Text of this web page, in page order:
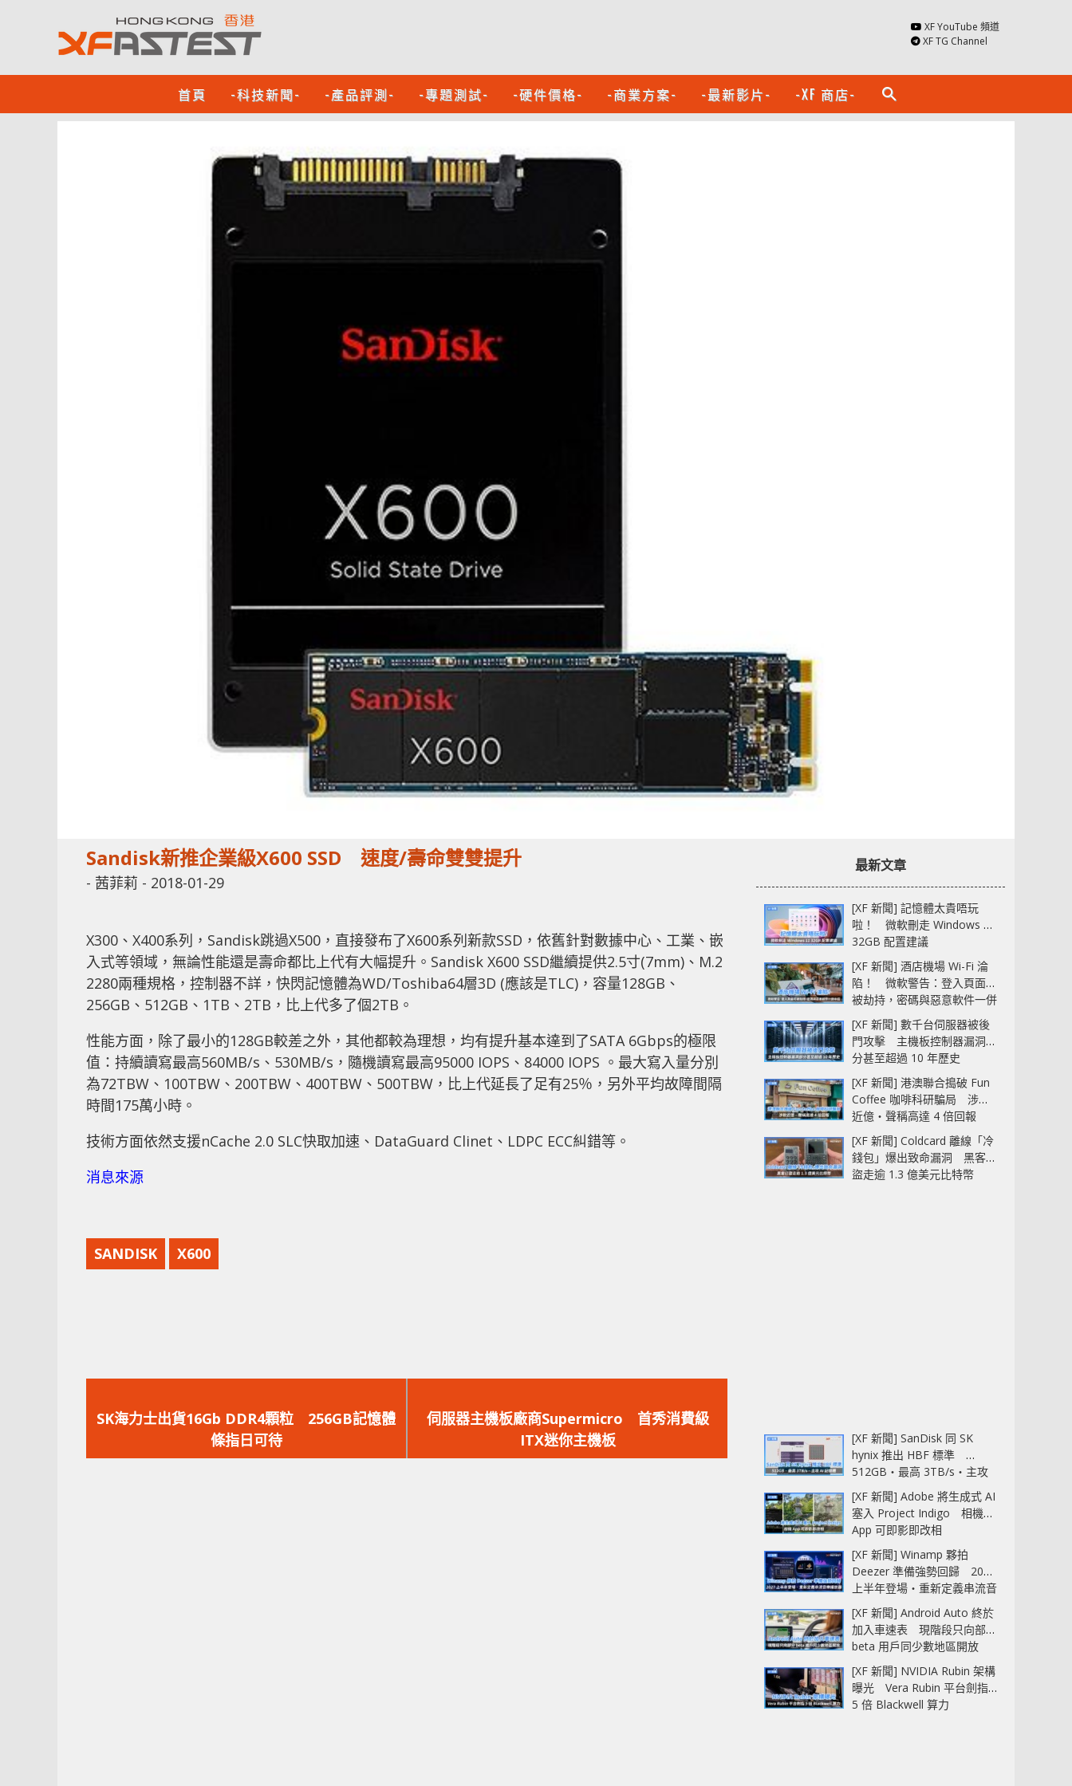
XF YouTube 頻道
XF TG Channel
首頁 -科技新聞- -產品評測- -專題測試- -硬件價格- -商業方案- -最新影片- -XF 商店- search
Sandisk新推企業級X600 SSD 速度/壽命雙雙提升
- 茜菲莉 - 2018-01-29
X300、X400系列，Sandisk跳過X500，直接發布了X600系列新款SSD，依舊針對數據中心、工業、嵌
入式等領域，無論性能還是壽命都比上代有大幅提升。Sandisk X600 SSD繼續提供2.5寸(7mm)、M.2
2280兩種規格，控制器不詳，快閃記憶體為WD/Toshiba64層3D (應該是TLC)，容量128GB、
256GB、512GB、1TB、2TB，比上代多了個2TB。
性能方面，除了最小的128GB較差之外，其他都較為理想，均有提升基本達到了SATA 6Gbps的極限
值：持續讀寫最高560MB/s、530MB/s，隨機讀寫最高95000 IOPS、84000 IOPS 。最大寫入量分別
為72TBW、100TBW、200TBW、400TBW、500TBW，比上代延長了足有25％，另外平均故障間隔
時間175萬小時。
技術方面依然支援nCache 2.0 SLC快取加速、DataGuard Clinet、LDPC ECC糾錯等。
消息來源
SANDISK X600
一
篇
文
SK海力士出貨16Gb DDR4顆粒 256GB記憶體
條指日可待
一
篇
文
伺服器主機板廠商Supermicro 首秀消費級
ITX迷你主機板
最新文章
[XF 新聞] 記憶體太貴唔玩
啦！ 微軟刪走 Windows 11
32GB 配置建議
[XF 新聞] 酒店機場 Wi-Fi 淪
陷！ 微軟警告：登入頁面可
被劫持，密碼與惡意軟件一併
中招
[XF 新聞] 數千台伺服器被後
門攻擊 主機板控制器漏洞部
分甚至超過 10 年歷史
[XF 新聞] 港澳聯合搗破 Fun
Coffee 咖啡科研騙局 涉款
近億‧聲稱高達 4 倍回報
[XF 新聞] Coldcard 離線「冷
錢包」爆出致命漏洞 黑客已
盜走逾 1.3 億美元比特幣
[XF 新聞] SanDisk 同 SK
hynix 推出 HBF 標準
512GB‧最高 3TB/s‧主攻
AI 記憶體
[XF 新聞] Adobe 將生成式 AI
塞入 Project Indigo 相機
App 可即影即改相
[XF 新聞] Winamp 夥拍
Deezer 準備強勢回歸 2027
上半年登場‧重新定義串流音
樂播放器
[XF 新聞] Android Auto 終於
加入車速表 現階段只向部分
beta 用戶同少數地區開放
[XF 新聞] NVIDIA Rubin 架構
曝光 Vera Rubin 平台劍指
5 倍 Blackwell 算力